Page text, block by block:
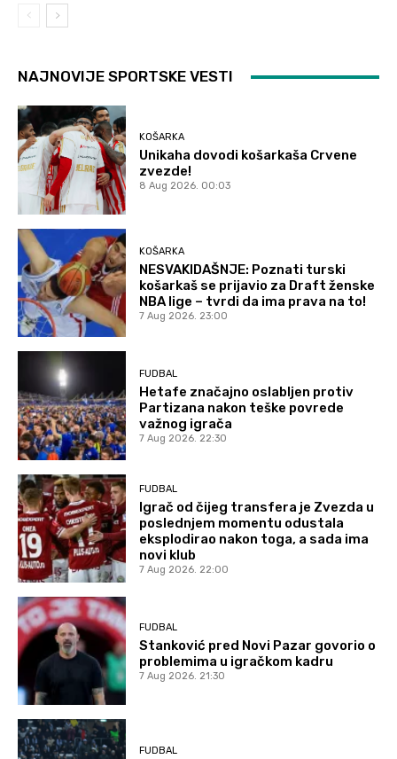
NAJNOVIJE SPORTSKE VESTI
KOŠARKA
Unikaha dovodi košarkaša Crvene
zvezde!
8 Aug 2026. 00:03
KOŠARKA
NESVAKIDAŠNJE: Poznati turski
košarkaš se prijavio za Draft ženske
NBA lige – tvrdi da ima prava na to!
7 Aug 2026. 23:00
FUDBAL
Hetafe značajno oslabljen protiv
Partizana nakon teške povrede
važnog igrača
7 Aug 2026. 22:30
FUDBAL
Igrač od čijeg transfera je Zvezda u
poslednjem momentu odustala
eksplodirao nakon toga, a sada ima
novi klub
7 Aug 2026. 22:00
FUDBAL
Stanković pred Novi Pazar govorio o
problemima u igračkom kadru
7 Aug 2026. 21:30
FUDBAL